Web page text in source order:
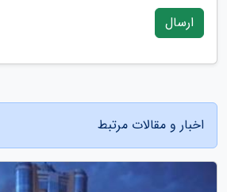
ارسال
اخبار و مقالات مرتبط